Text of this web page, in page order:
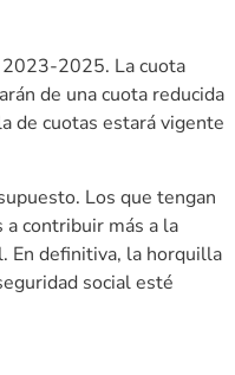
2023-2025. La cuota
de una cuota reducida
de cuotas estará vigente
Los que tengan
a contribuir más a la
En definitiva, la horquilla
social esté